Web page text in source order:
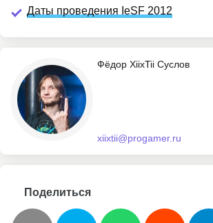
Даты проведения IeSF 2012
Фёдор XiixTii Суслов
xiixtii@progamer.ru
Поделиться